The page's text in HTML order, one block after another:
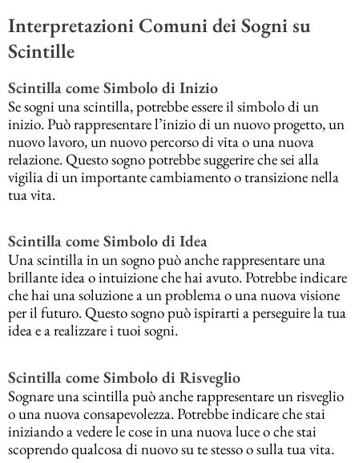
Interpretazioni Comuni dei Sogni su
Scintille
Scintilla come Simbolo di Inizio
Se sogni una scintilla, potrebbe essere il simbolo di un
inizio. Può rappresentare l’inizio di un nuovo progetto, un
nuovo lavoro, un nuovo percorso di vita o una nuova
relazione. Questo sogno potrebbe suggerire che sei alla
vigilia di un importante cambiamento o transizione nella
tua vita.
Scintilla come Simbolo di Idea
Una scintilla in un sogno può anche rappresentare una
brillante idea o intuizione che hai avuto. Potrebbe indicare
che hai una soluzione a un problema o una nuova visione
per il futuro. Questo sogno può ispirarti a perseguire la tua
idea e a realizzare i tuoi sogni.
Scintilla come Simbolo di Risveglio
Sognare una scintilla può anche rappresentare un risveglio
o una nuova consapevolezza. Potrebbe indicare che stai
iniziando a vedere le cose in una nuova luce o che stai
scoprendo qualcosa di nuovo su te stesso o sulla tua vita.